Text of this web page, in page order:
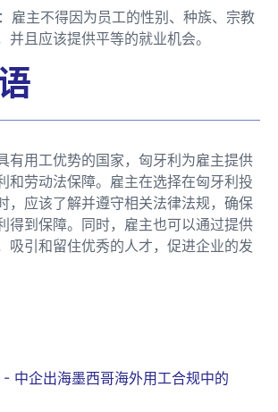
雇主不得因为员工的性别、种族、宗教
并且应该提供平等的就业机会。
有用工优势的国家，匈牙利为雇主提供
和劳动法保障。雇主在选择在匈牙利投
，应该了解并遵守相关法律法规，确保
得到保障。同时，雇主也可以通过提供
吸引和留住优秀的人才，促进企业的发
- 中企出海墨西哥海外用工合规中的